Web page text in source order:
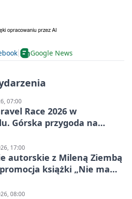
Google News
07:00
Race 2026 w
Górska przygoda na
17:00
autorskie z Mileną Ziembą
książki „Nie mam
08:00